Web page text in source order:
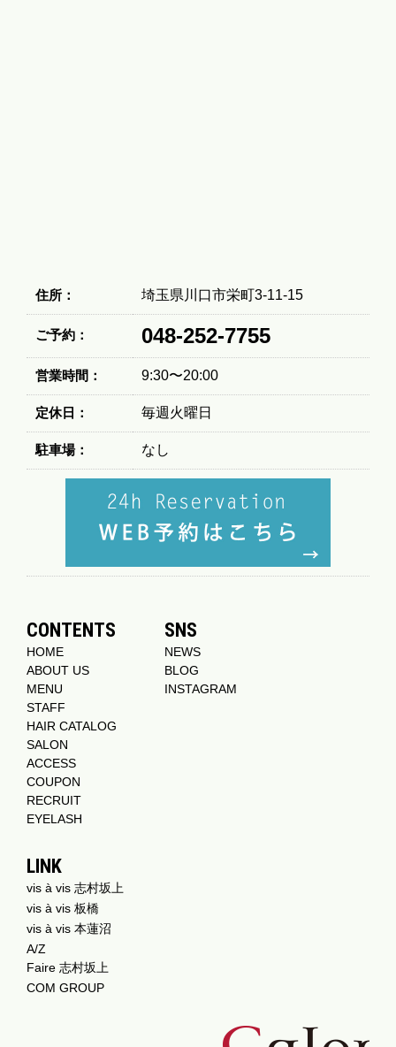
住所： 埼玉県川口市栄町3-11-15
ご予約： 048-252-7755
営業時間： 9:30〜20:00
定休日： 毎週火曜日
駐車場： なし
CONTENTS
HOME
ABOUT US
MENU
STAFF
HAIR CATALOG
SALON
ACCESS
COUPON
RECRUIT
EYELASH
SNS
NEWS
BLOG
INSTAGRAM
LINK
vis à vis 志村坂上
vis à vis 板橋
vis à vis 本蓮沼
A/Z
Faire 志村坂上
COM GROUP